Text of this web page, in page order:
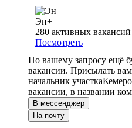
Эн+
280 активных вакансий
Посмотреть
По вашему запросу ещё
вакансии. Присылать
начальник участка
вакансии, в названии
В мессенджер
На почту